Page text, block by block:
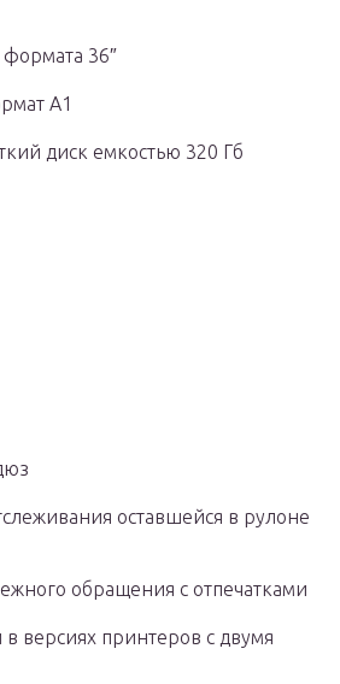
36″
А1
диск емкостью 320 Гб
оставшейся в рулоне
обращения с отпечатками
версиях принтеров с двумя